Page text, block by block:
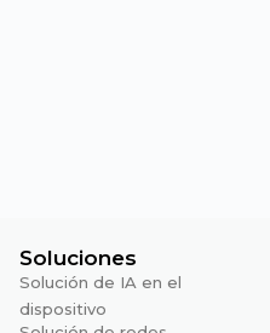
Soluciones
Solución de IA en el
dispositivo